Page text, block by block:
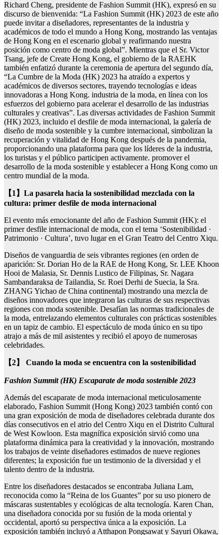
Richard Cheng, presidente de Fashion Summit (HK), expresó en su
discurso de bienvenida: “La Fashion Summit (HK) 2023 de este año
puede invitar a diseñadores, representantes de la industria y
académicos de todo el mundo a Hong Kong, mostrando las ventajas
de Hong Kong en el escenario global y reafirmando nuestra
posición como centro de moda global”. Mientras que el Sr. Victor
Tsang, jefe de Create Hong Kong, el gobierno de la RAEHK
también enfatizó durante la ceremonia de apertura del segundo día,
“La Cumbre de la Moda (HK) 2023 ha atraído a expertos y
académicos de diversos sectores, trayendo tecnologías e ideas
innovadoras a Hong Kong. industria de la moda, en línea con los
esfuerzos del gobierno para acelerar el desarrollo de las industrias
culturales y creativas”. Las diversas actividades de Fashion Summit
(HK) 2023, incluido el desfile de moda internacional, la galería de
diseño de moda sostenible y la cumbre internacional, simbolizan la
recuperación y vitalidad de Hong Kong después de la pandemia,
proporcionando una plataforma para que los líderes de la industria,
los turistas y el público participen activamente. promover el
desarrollo de la moda sostenible y establecer a Hong Kong como un
centro mundial de la moda.
【1】La pasarela hacia la sostenibilidad mezclada con la
cultura: primer desfile de moda internacional
El evento más emocionante del año de Fashion Summit (HK): el
primer desfile internacional de moda, con el tema ‘Sostenibilidad ·
Patrimonio · Cultura’, tuvo lugar en el Gran Teatro del Centro Xiqu.
Diseños de vanguardia de seis vibrantes regiones (en orden de
aparición: Sr. Dorian Ho de la RAE de Hong Kong, Sr. LEE Khoon
Hooi de Malasia, Sr. Dennis Lustico de Filipinas, Sr. Nagara
Sambandaraksa de Tailandia, Sr. Roei Derhi de Suecia, la Sra.
ZHANG Yichao de China continental) mostrando una mezcla de
diseños innovadores que integraron las culturas de sus respectivas
regiones con moda sostenible. Desafían las normas tradicionales de
la moda, entrelazando elementos culturales con prácticas sostenibles
en un tapiz de cambio. El espectáculo de moda único en su tipo
atrajo a más de mil asistentes y recibió el apoyo de numerosas
celebridades.
【2】 Cuando la moda se encuentra con la sostenibilidad
Fashion Summit (HK) Escaparate de moda sostenible 2023
Además del escaparate de moda internacional meticulosamente
elaborado, Fashion Summit (Hong Kong) 2023 también contó con
una gran exposición de moda de diseñadores celebrada durante dos
días consecutivos en el atrio del Centro Xiqu en el Distrito Cultural
de West Kowloon. Esta magnífica exposición sirvió como una
plataforma dinámica para la creatividad y la innovación, mostrando
los trabajos de veinte diseñadores estimados de nueve regiones
diferentes; la exposición fue un testimonio de la diversidad y el
talento dentro de la industria.
Entre los diseñadores destacados se encontraba Juliana Lam,
reconocida como la “Reina de los Guantes” por su uso pionero de
máscaras sustentables y ecológicas de alta tecnología. Karen Chan,
una diseñadora conocida por su fusión de la moda oriental y
occidental, aportó su perspectiva única a la exposición. La
exposición también incluyó a Atthapon Pongsawat y Sayuri Okawa,